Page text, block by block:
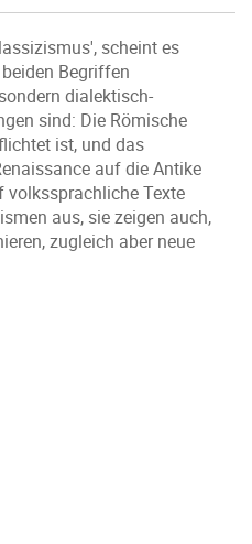
scheint es
Begriffen
dialektisch-
sind: Die Römische
ist, und das
auf die Antike
volkssprachliche Texte
aus, sie zeigen auch,
zugleich aber neue